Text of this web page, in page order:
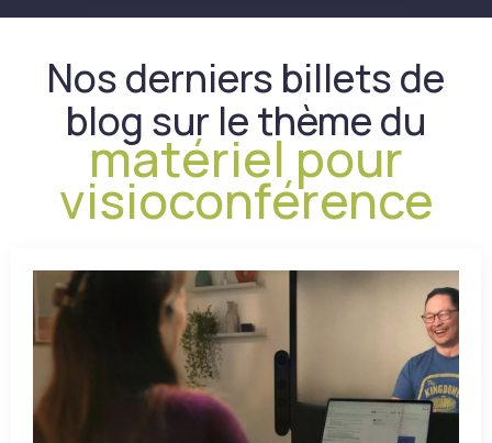
Nos derniers billets de
blog sur le thème du
matériel pour
visioconférence